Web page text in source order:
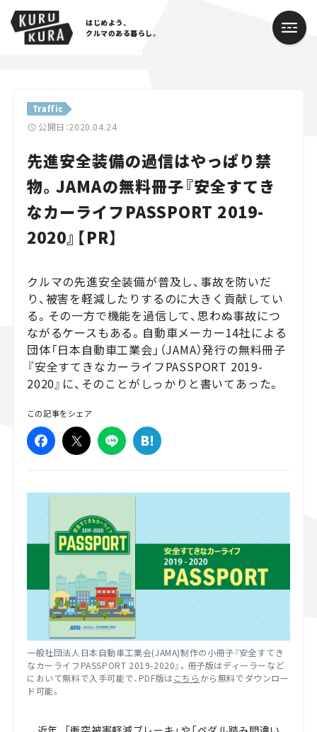
はじめよう、
クルマのある暮らし。
Traffic
公開日：2020.04.24
先進安全装備の過信はやっぱり禁
物。JAMAの無料冊子『安全すてき
なカーライフPASSPORT 2019-
2020』【PR】
クルマの先進安全装備が普及し、事故を防いだ
り、被害を軽減したりするのに大きく貢献してい
る。その一方で機能を過信して、思わぬ事故につ
ながるケースもある。自動車メーカー14社による
団体「日本自動車工業会」（JAMA）発行の無料冊子
『安全すてきなカーライフPASSPORT 2019-
2020』に、そのことがしっかりと書いてあった。
この記事をシェア
一般社団法人日本自動車工業会(JAMA)制作の小冊子『安全すてき
なカーライフPASSPORT 2019-2020』。冊子版はディーラーなど
において無料で入手可能で、PDF版は こちら から無料でダウンロー
ド可能。
Cars
Lifestyle
Traffic
Special
Campaign
人気のハッシュタグ
スズキ ジムニー｜Suzuki Jimny
スズキ｜Suzuki
マツダ｜Mazda
マツダ ロードスター｜Mazda Roadster